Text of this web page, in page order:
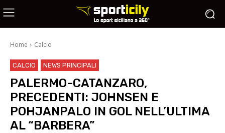
Home Calcio
CALCIO NEWS PRINCIPALI
PALERMO-CATANZARO,
PRECEDENTI: JOHNSEN E
POHJANPALO IN GOL NELL’ULTIMA
AL “BARBERA”